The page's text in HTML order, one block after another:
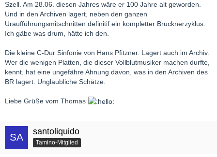
Szell. Am 28.06. diesen Jahres wäre er 100 Jahre alt geworden.
Und in den Archiven lagert, neben den ganzen
Uraufführungsmitschnitten definitif ein kompletter Brucknerzyklus.
Ich gäbe was drum, hätte ich den.
Die kleine C-Dur Sinfonie von Hans Pfitzner. Lagert auch im Archiv.
Wer die wenigen Platten, die dieser Vollblutmusiker machen durfte,
kennt, hat eine ungefähre Ahnung davon, was in den Archiven des
BR lagert. Unglaubliche Schätze.
Liebe Grüße vom Thomas
santoliquido
Tamino-Mitglied